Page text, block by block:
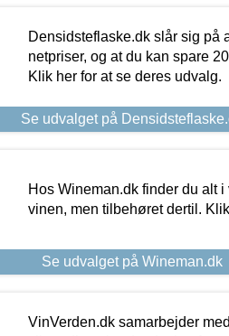
Densidsteflaske.dk slår sig på
netpriser, og at du kan spare
Klik her for at se deres udvalg.
Se udvalget på
Hos Wineman.dk finder du alt
vinen, men tilbehøret dertil.
Se udvalget på Wineman.dk
VinVerden.dk samarbejder